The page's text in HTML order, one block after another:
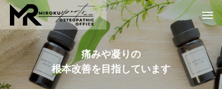
痛みや凝 りの
根本改善を 目 指 しています